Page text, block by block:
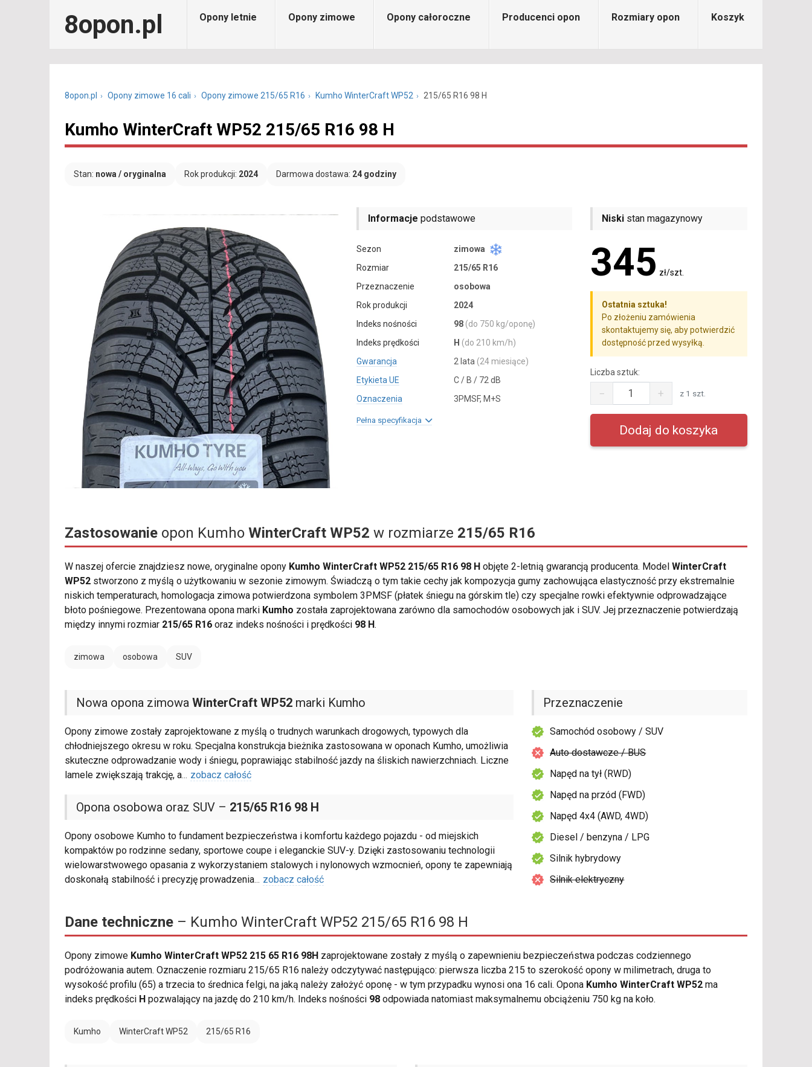
8opon.pl Opony letnie Opony zimowe Opony całoroczne Producenci opon Rozmiary opon Koszyk
8opon.pl Opony zimowe 16 cali Opony zimowe 215/65 R16 Kumho WinterCraft WP52 215/65 R16 98 H
Kumho WinterCraft WP52 215/65 R16 98 H
Stan: nowa / oryginalna Rok produkcji: 2024 Darmowa dostawa: 24 godziny
Informacje podstawowe
Sezon
zimowa
Rozmiar
215/65 R16
Przeznaczenie
osobowa
Rok produkcji
2024
Indeks nośności
98 (do 750 kg/oponę)
Indeks prędkości
H (do 210 km/h)
Gwarancja
2 lata (24 miesiące)
Etykieta UE
C / B / 72 dB
Oznaczenia
3PMSF, M+S
Pełna specyfikacja
Niskistan magazynowy
345 zł/szt.
Ostatnia sztuka!
Po złożeniu zamówienia
skontaktujemy się, aby potwierdzić
dostępność przed wysyłką.
Liczba sztuk:
− + z 1 szt.
Zastosowanie opon Kumho WinterCraft WP52 w rozmiarze 215/65 R16
W naszej ofercie znajdziesz nowe, oryginalne opony Kumho WinterCraft WP52 215/65 R16 98 H objęte 2-letnią gwarancją producenta. Model WinterCraft
WP52 stworzono z myślą o użytkowaniu w sezonie zimowym. Świadczą o tym takie cechy jak kompozycja gumy zachowująca elastyczność przy ekstremalnie
niskich temperaturach, homologacja zimowa potwierdzona symbolem 3PMSF (płatek śniegu na górskim tle) czy specjalne rowki efektywnie odprowadzające
błoto pośniegowe. Prezentowana opona marki Kumho została zaprojektowana zarówno dla samochodów osobowych jak i SUV. Jej przeznaczenie potwierdzają
między innymi rozmiar 215/65 R16 oraz indeks nośności i prędkości 98 H.
zimowa osobowa SUV
Nowa opona zimowa WinterCraft WP52 marki Kumho
Opony zimowe zostały zaprojektowane z myślą o trudnych warunkach drogowych, typowych dla
chłodniejszego okresu w roku. Specjalna konstrukcja bieżnika zastosowana w oponach Kumho, umożliwia
skuteczne odprowadzanie wody i śniegu, poprawiając stabilność jazdy na śliskich nawierzchniach. Liczne
lamele zwiększają trakcję, a... zobacz całość
Opona osobowa oraz SUV – 215/65 R16 98 H
Opony osobowe Kumho to fundament bezpieczeństwa i komfortu każdego pojazdu - od miejskich
kompaktów po rodzinne sedany, sportowe coupe i eleganckie SUV-y. Dzięki zastosowaniu technologii
wielowarstwowego opasania z wykorzystaniem stalowych i nylonowych wzmocnień, opony te zapewniają
doskonałą stabilność i precyzję prowadzenia... zobacz całość
Przeznaczenie
Samochód osobowy / SUV
Auto dostawcze / BUS
Napęd na tył (RWD)
Napęd na przód (FWD)
Napęd 4x4 (AWD, 4WD)
Diesel / benzyna / LPG
Silnik hybrydowy
Silnik elektryczny
Dane techniczne – Kumho WinterCraft WP52 215/65 R16 98 H
Opony zimowe Kumho WinterCraft WP52 215 65 R16 98H zaprojektowane zostały z myślą o zapewnieniu bezpieczeństwa podczas codziennego
podróżowania autem. Oznaczenie rozmiaru 215/65 R16 należy odczytywać następująco: pierwsza liczba 215 to szerokość opony w milimetrach, druga to
wysokość profilu (65) a trzecia to średnica felgi, na jaką należy założyć oponę - w tym przypadku wynosi ona 16 cali. Opona Kumho WinterCraft WP52 ma
indeks prędkości H pozwalający na jazdę do 210 km/h. Indeks nośności 98 odpowiada natomiast maksymalnemu obciążeniu 750 kg na koło.
Kumho WinterCraft WP52 215/65 R16